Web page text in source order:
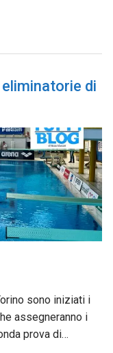
di
sono iniziati i
assegneranno i
prova di…